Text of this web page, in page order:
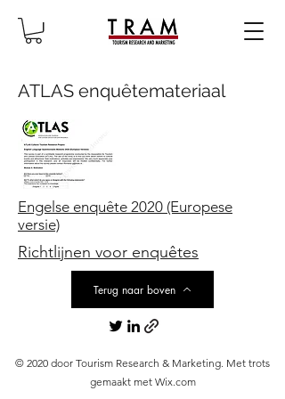
ATLAS enquêtemateriaal
Engelse enquête 2020 (Europese
versie)
Richtlijnen voor enquêtes
Terug naar boven
© 2020 door Tourism Research & Marketing. Met trots
gemaakt met Wix.com